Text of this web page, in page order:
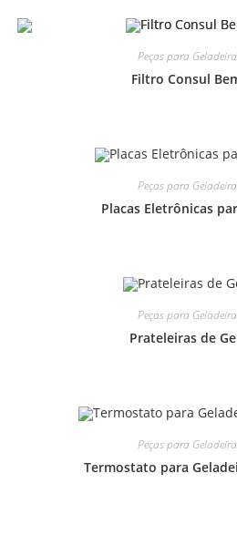
Peças para
Filtro Consul
Peças para
Placas Eletrônicas
Peças para
Prateleiras de
Peças para
Termostato para